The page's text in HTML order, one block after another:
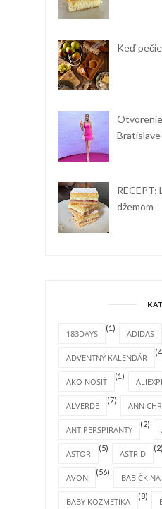
Keď
Bratislave
RECEPT:
džemom
183DAYS
(1)
ADIDAS
ADVENTNÝ KALENDÁR
AKO NOSIŤ
(1)
ALVERDE
(7)
ANN
ANTIPERSPIRANTY
(2)
ASTOR
(5)
ASTRID
(2)
AVON
(56)
BABY KOZMETIKA
(8)